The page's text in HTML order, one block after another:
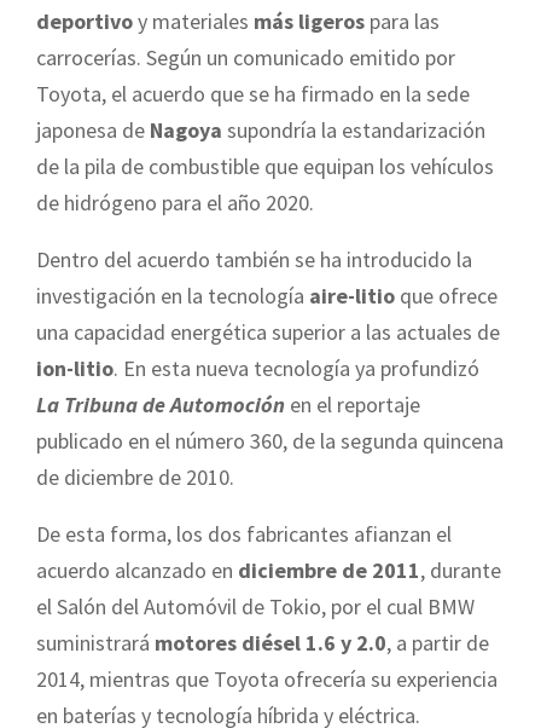
deportivoy materiales más ligeros para las
carrocerías. Según un comunicado emitido por
Toyota, el acuerdo que se ha firmado en la sede
japonesa de Nagoya supondría la estandarización
de la pila de combustible que equipan los vehículos
de hidrógeno para el año 2020.
Dentro del acuerdo también se ha introducido la
investigación en la tecnología aire-litio que ofrece
una capacidad energética superior a las actuales de
ion-litio. En esta nueva tecnología ya profundizó
La Tribuna de Automoción en el reportaje
publicado en el número 360, de la segunda quincena
de diciembre de 2010.
De esta forma, los dos fabricantes afianzan el
acuerdo alcanzado en diciembre de 2011, durante
el Salón del Automóvil de Tokio, por el cual BMW
suministrará motores diésel 1.6 y 2.0, a partir de
2014, mientras que Toyota ofrecería su experiencia
en baterías y tecnología híbrida y eléctrica.